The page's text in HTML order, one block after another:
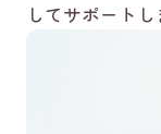
してサポート